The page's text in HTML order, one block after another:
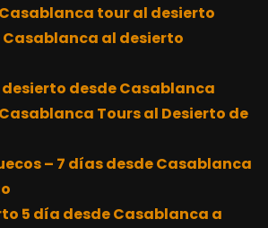
tour al desierto
Casablanca al desierto
desde Casablanca
Tours al Desierto de
– 7 días desde Casablanca
5 día desde Casablanca a